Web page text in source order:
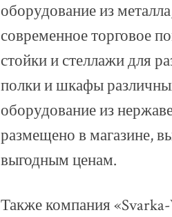
оборудование из
современное торговое
стойки и стеллажи для
полки и шкафы
оборудование из
размещено в магазине,
выгодным ценам.
Также компания